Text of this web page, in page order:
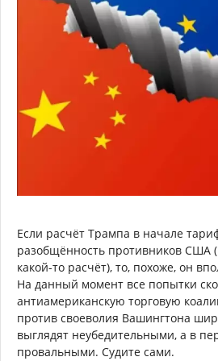
Если расчёт Трампа в начале
разобщённость противников США
какой-то расчёт), то, похоже, он
На данный момент все попытки
антиамериканскую торговую
против своеволия Вашингтона
выглядят неубедительными, а в
провальными. Судите сами.